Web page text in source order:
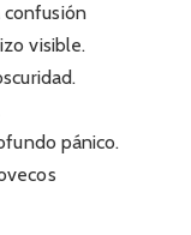
visible.
pánico.